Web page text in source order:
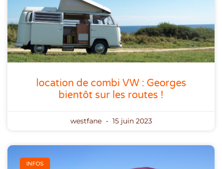
location de combi VW : Georges
bientôt sur les routes !
westfane 15 juin 2023
INFOS